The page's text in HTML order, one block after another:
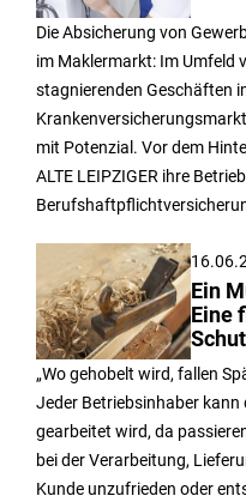
Die Absicherung von
im Maklermarkt: Im Umfeld
stagnierenden Geschäften
mit Potenzial. Vor dem
ALTE LEIPZIGER ihre
Ein
Eine
„Wo gehobelt wird, fallen
Jeder Betriebsinhaber kann
gearbeitet wird, da
bei der Verarbeitung,
Kunde unzufrieden oder